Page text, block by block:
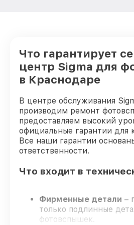
Что гарантирует
центр Sigma для
в Краснодаре
В центре обслуживания
производим ремонт
предоставляем высокий
официальные гарантии для
Все наши гарантии
ответственности.
Что входит в
Фирменные детали –
только подлинные
фотовспышек.